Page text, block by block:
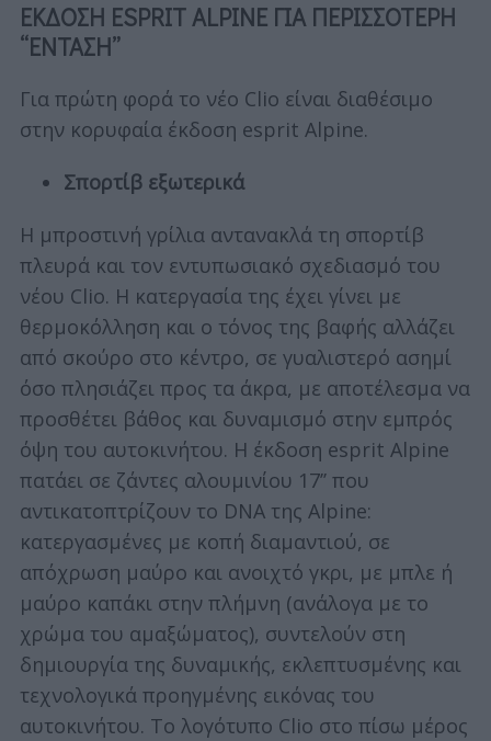
ΕΚΔΟΣΗ ESPRIT ALPINE ΓΙΑ ΠΕΡΙΣΣΟΤΕΡΗ
“ΕΝΤΑΣΗ”
Για πρώτη φορά το νέο Clio είναι διαθέσιμο
στην κορυφαία έκδοση esprit Alpine.
Σπορτίβ εξωτερικά
Η μπροστινή γρίλια αντανακλά τη σπορτίβ
πλευρά και τον εντυπωσιακό σχεδιασμό του
νέου Clio. Η κατεργασία της έχει γίνει με
θερμοκόλληση και ο τόνος της βαφής αλλάζει
από σκούρο στο κέντρο, σε γυαλιστερό ασημί
όσο πλησιάζει προς τα άκρα, με αποτέλεσμα να
προσθέτει βάθος και δυναμισμό στην εμπρός
όψη του αυτοκινήτου. Η έκδοση esprit Alpine
πατάει σε ζάντες αλουμινίου 17’’ που
αντικατοπτρίζουν το DNA της Alpine:
κατεργασμένες με κοπή διαμαντιού, σε
απόχρωση μαύρο και ανοιχτό γκρι, με μπλε ή
μαύρο καπάκι στην πλήμνη (ανάλογα με το
χρώμα του αμαξώματος), συντελούν στη
δημιουργία της δυναμικής, εκλεπτυσμένης και
τεχνολογικά προηγμένης εικόνας του
αυτοκινήτου. Το λογότυπο Clio στο πίσω μέρος